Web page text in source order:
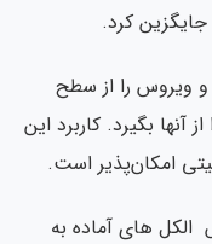
کرد.
را از سطح
بگیرد. کاربرد این
امکان‌پذیر است.
های آماده به